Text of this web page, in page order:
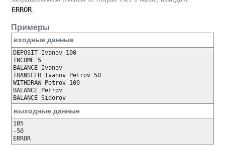
ERROR
Примеры
входные данные
DEPOSIT Ivanov 100
INCOME 5
BALANCE Ivanov
TRANSFER Ivanov Petrov 50
WITHDRAW Petrov 100
BALANCE Petrov
выходные данные
105
-50